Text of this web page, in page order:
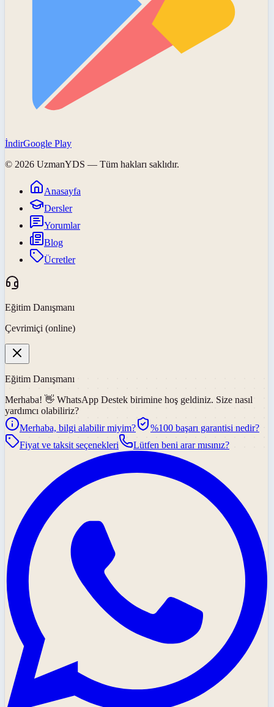
İndirGoogle Play
© 2026 UzmanYDS — Tüm hakları saklıdır.
Anasayfa
Dersler
Yorumlar
Blog
Ücretler
Eğitim Danışmanı
Çevrimiçi (online)
Eğitim Danışmanı
Merhaba! 👋 WhatsApp Destek birimine hoş geldiniz. Size nasıl
yardımcı olabiliriz?
Merhaba, bilgi alabilir miyim?
%100 başarı garantisi nedir?
Fiyat ve taksit seçenekleri
Lütfen beni arar mısınız?